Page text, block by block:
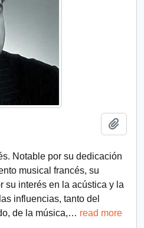
Notable por su dedicación
musical francés, su
su interés en la acústica y la
influencias, tanto del
de la música,… read more